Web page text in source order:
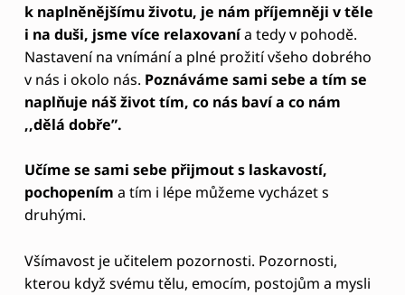
k naplněnějšímu životu, je nám příjemněji v těle
i na duši, jsme více relaxovanía tedy v pohodě.
Nastavení na vnímání a plné prožití všeho dobrého
v nás i okolo nás. Poznáváme sami sebe a tím se
naplňuje náš život tím, co nás baví a co nám
,,dělá dobře”.
Učíme se sami sebe přijmout s laskavostí,
pochopením a tím i lépe můžeme vycházet s
druhými.
Všímavost je učitelem pozornosti. Pozornosti,
kterou když svému tělu, emocím, postojům a mysli